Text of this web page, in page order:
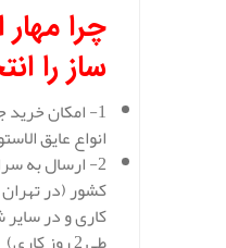
چرا مهار
ساز را
1- امکان
انواع عایق
2- ارسال به
کشور (در
کاری و در